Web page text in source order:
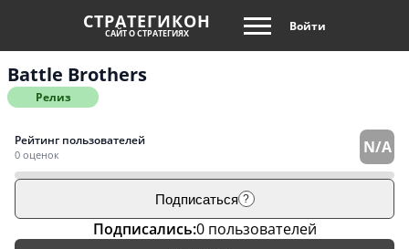
СТРАТЕГИКОН
САЙТ О СТРАТЕГИЯХ Войти
Battle Brothers
Релиз
Рейтинг пользователей
0 оценок N/A
Подписаться ?
Подписались:0 пользователей